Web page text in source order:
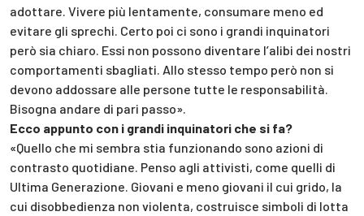
adottare. Vivere più lentamente, consumare meno ed
evitare gli sprechi. Certo poi ci sono i grandi inquinatori
però sia chiaro. Essi non possono diventare l’alibi dei nostri
comportamenti sbagliati. Allo stesso tempo però non si
devono addossare alle persone tutte le responsabilità.
Bisogna andare di pari passo».
Ecco appunto con i grandi inquinatori che si fa?
«Quello che mi sembra stia funzionando sono azioni di
contrasto quotidiane. Penso agli attivisti, come quelli di
Ultima Generazione. Giovani e meno giovani il cui grido, la
cui disobbedienza non violenta, costruisce simboli di lotta